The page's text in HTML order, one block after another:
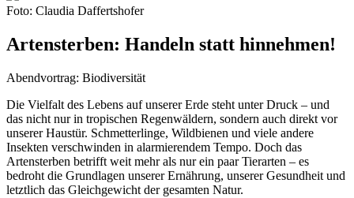
Foto: Claudia Daffertshofer
Artensterben: Handeln statt hinnehmen!
Abendvortrag: Biodiversität
Die Vielfalt des Lebens auf unserer Erde steht unter Druck – und
das nicht nur in tropischen Regenwäldern, sondern auch direkt vor
unserer Haustür. Schmetterlinge, Wildbienen und viele andere
Insekten verschwinden in alarmierendem Tempo. Doch das
Artensterben betrifft weit mehr als nur ein paar Tierarten – es
bedroht die Grundlagen unserer Ernährung, unserer Gesundheit und
letztlich das Gleichgewicht der gesamten Natur.